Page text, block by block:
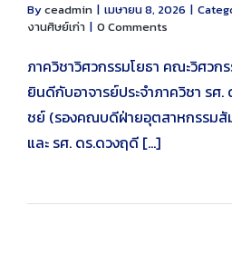
Byceadmin | เมษายน 8, 2026 |
งานศิษย์เก่า | 0 Comments
ภาควิชาวิศวกรรมโยธา คณะวิศว
ยินดีกับอาจารย์ประจำภาควิชา ร
ชย์ (รองคณบดีฝ่ายอุตสาหกรรมสั
และ รศ. ดร.ดวงฤดี [...]